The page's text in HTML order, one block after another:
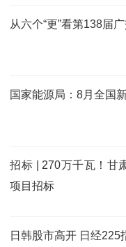
从六个“更”看第138届
国家能源局：8月全国
招标 | 270万千瓦！甘
项目招标
日韩股市高开 日经225